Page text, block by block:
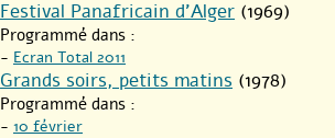
Festival Panafricain d’Alger (1969)
Programmé dans :
- Ecran Total 2011
Grands soirs, petits matins (1978)
Programmé dans :
- 10 février